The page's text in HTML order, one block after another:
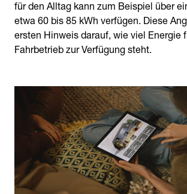
für den Alltag kann zum Beispiel über
etwa 60 bis 85 kWh verfügen. Diese
ersten Hinweis darauf, wie viel Energie
Fahrbetrieb zur Verfügung steht.